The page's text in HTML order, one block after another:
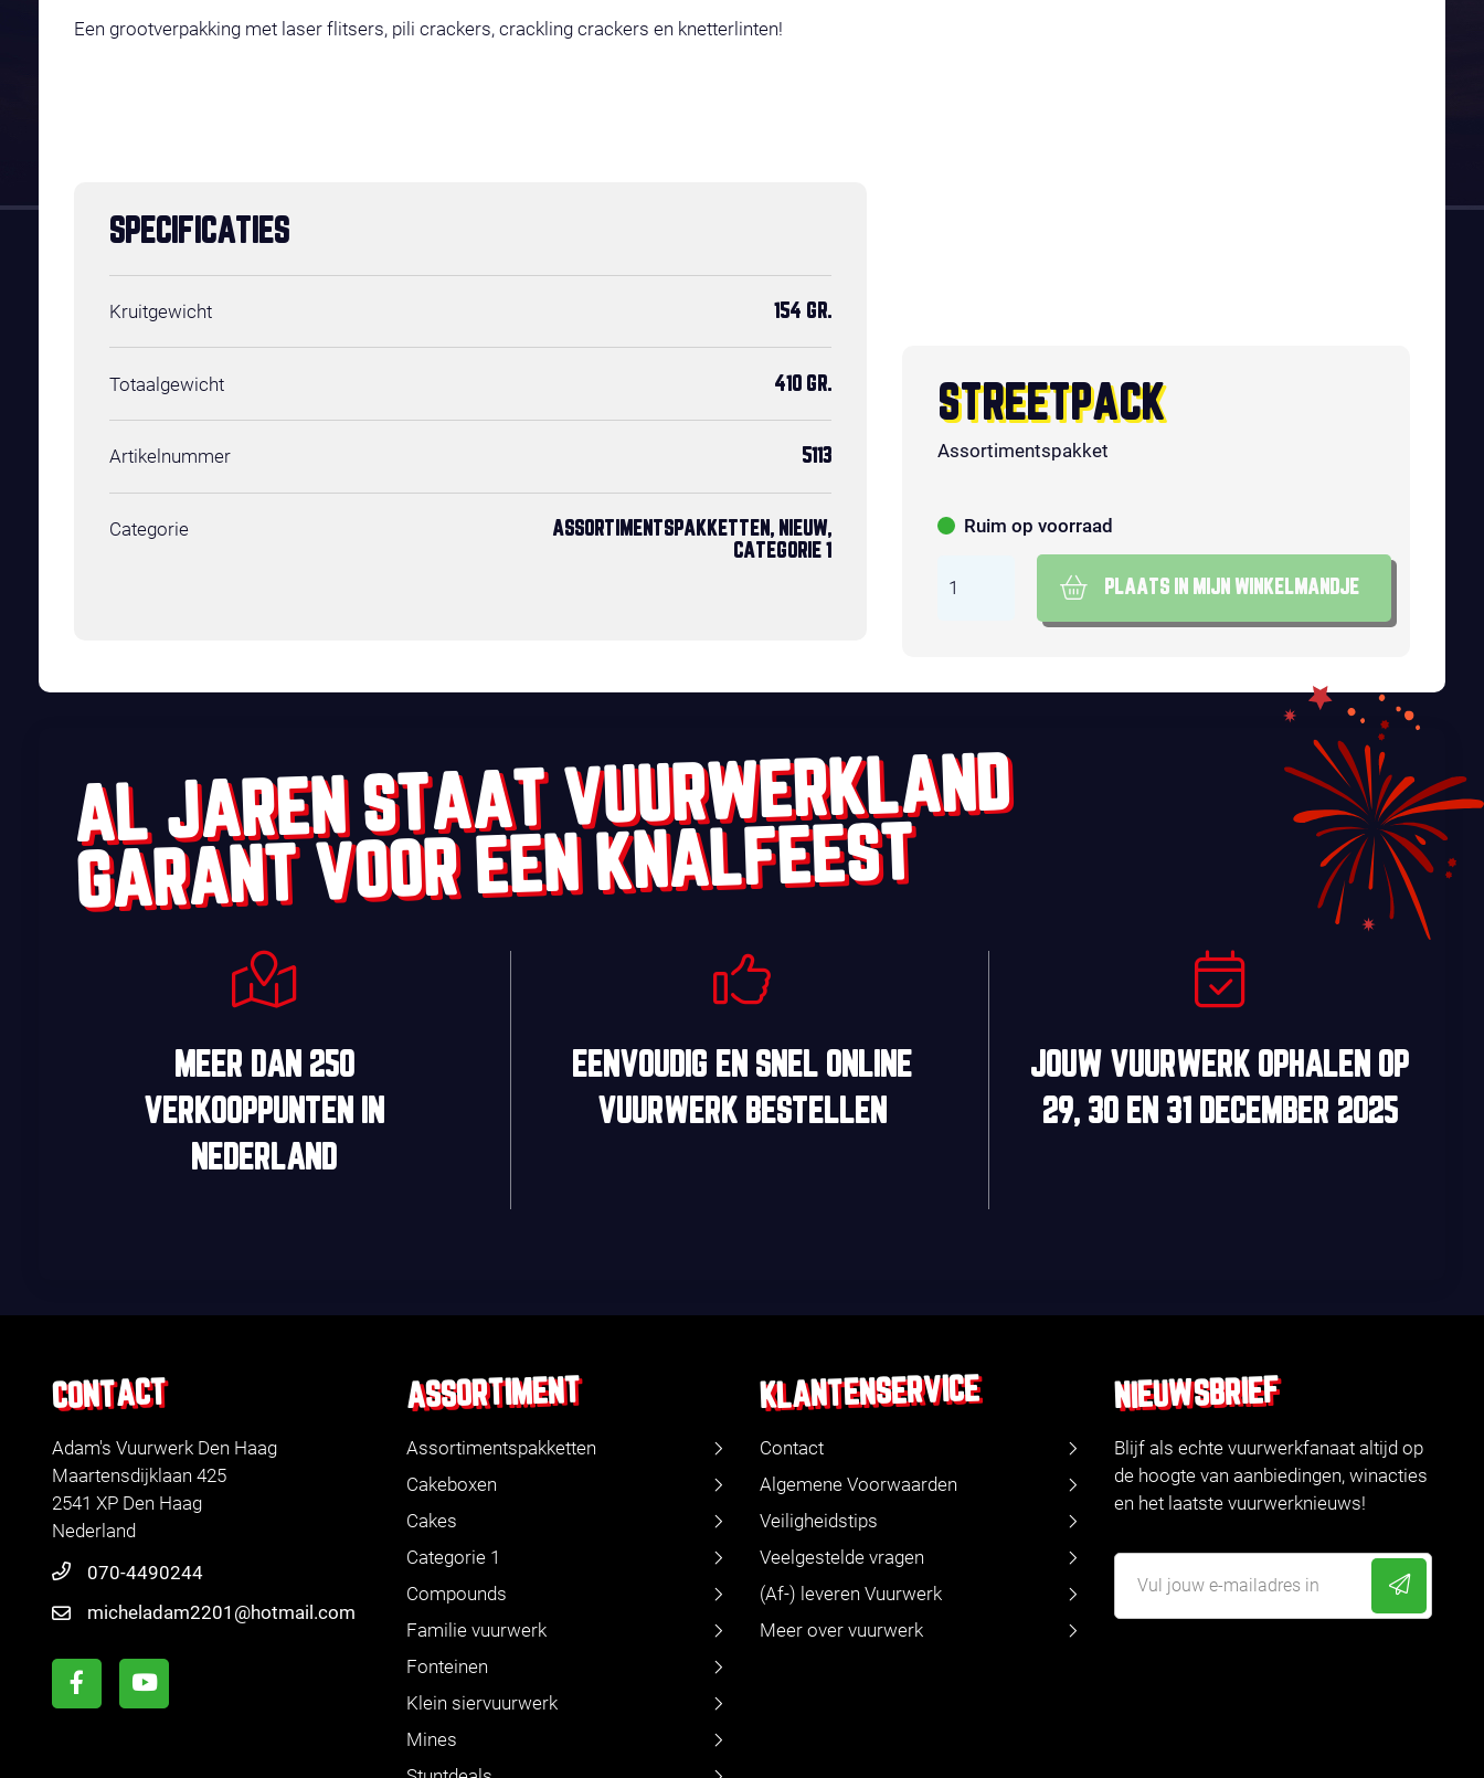
Een grootverpakking met laser flitsers, pili crackers, crackling crackers en knetterlinten!
STREETPACK
Assortimentspakket
Ruim op voorraad
PLAATS IN MIJN WINKELMANDJE
SPECIFICATIES
Kruitgewicht 154 GR.
Totaalgewicht 410 GR.
Artikelnummer 5113
Categorie
ASSORTIMENTSPAKKETTEN, NIEUW,
CATEGORIE 1
AL JAREN STAAT VUURWERKLAND
GARANT VOOR EEN KNALFEEST
MEER DAN 250
VERKOOPPUNTEN
IN
NEDERLAND
EENVOUDIG EN SNELONLINE
VUURWERK BESTELLEN
JOUW VUURWERK OPHALEN OP
29, 30EN 31 DECEMBER 2025
CONTACT
Adam's Vuurwerk Den Haag
Maartensdijklaan 425
2541 XP Den Haag
Nederland
070-4490244
micheladam2201@hotmail.com
ASSORTIMENT
Assortimentspakketten
Cakeboxen
Cakes
Categorie 1
Compounds
Familie vuurwerk
Fonteinen
Klein siervuurwerk
Mines
KLANTENSERVICE
Contact
Algemene Voorwaarden
Veiligheidstips
Veelgestelde vragen
(Af-) leveren Vuurwerk
Meer over vuurwerk
NIEUWSBRIEF
Blijf als echte vuurwerkfanaat altijd op
de hoogte van aanbiedingen, winacties
en het laatste vuurwerknieuws!